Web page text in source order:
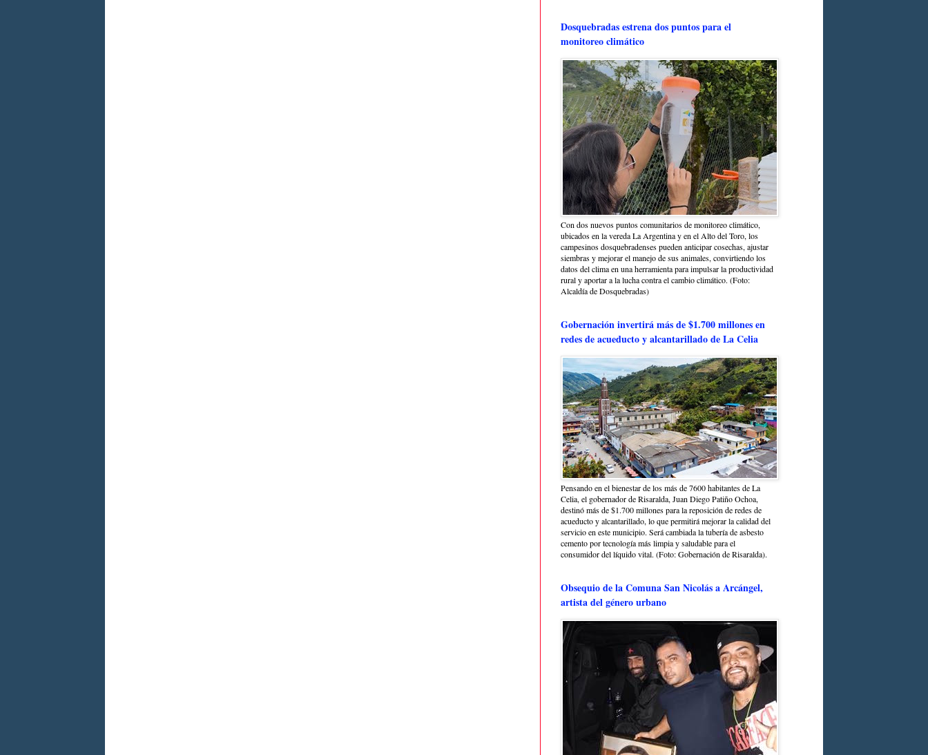
Dosquebradas estrena dos puntos para el
monitoreo climático
Con dos nuevos puntos comunitarios de monitoreo climático,
ubicados en la vereda La Argentina y en el Alto del Toro, los
campesinos dosquebradenses pueden anticipar cosechas, ajustar
siembras y mejorar el manejo de sus animales, convirtiendo los
datos del clima en una herramienta para impulsar la productividad
rural y aportar a la lucha contra el cambio climático. (Foto:
Alcaldía de Dosquebradas)
Gobernación invertirá más de $1.700 millones en
redes de acueducto y alcantarillado de La Celia
Pensando en el bienestar de los más de 7600 habitantes de La
Celia, el gobernador de Risaralda, Juan Diego Patiño Ochoa,
destinó más de $1.700 millones para la reposición de redes de
acueducto y alcantarillado, lo que permitirá mejorar la calidad del
servicio en este municipio. Será cambiada la tubería de asbesto
cemento por tecnología más limpia y saludable para el
consumidor del líquido vital. (Foto: Gobernación de Risaralda).
Obsequio de la Comuna San Nicolás a Arcángel,
artista del género urbano